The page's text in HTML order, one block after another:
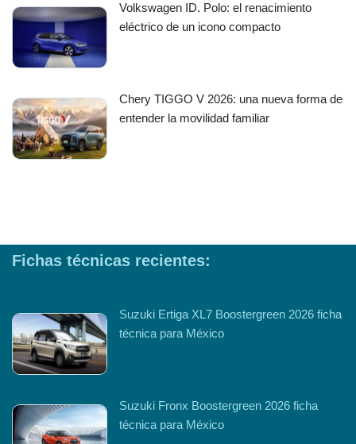
Volkswagen ID. Polo: el renacimiento
eléctrico de un icono compacto
Chery TIGGO V 2026: una nueva forma de
entender la movilidad familiar
Fichas técnicas recientes:
Suzuki Ertiga XL7 Boostergreen 2026 ficha
técnica para México
Suzuki Fronx Boostergreen 2026 ficha
técnica para México